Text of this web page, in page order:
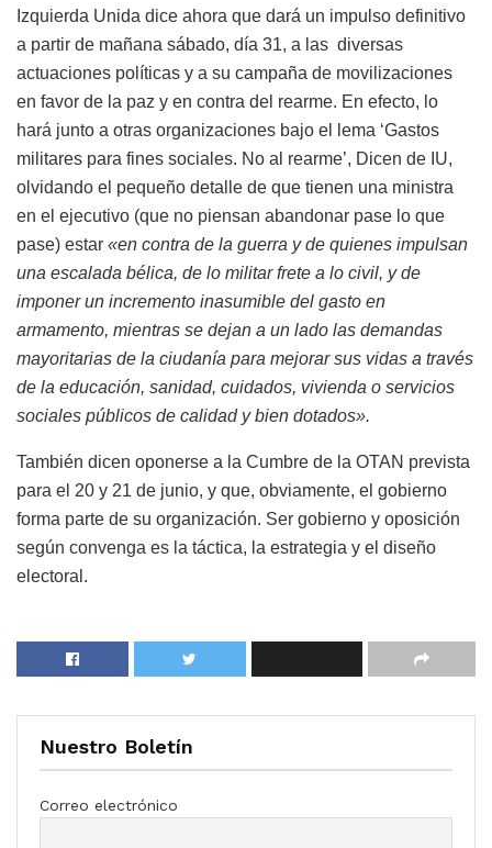
Izquierda Unida dice ahora que dará un impulso definitivo
a partir de mañana sábado, día 31, a las diversas
actuaciones políticas y a su campaña de movilizaciones
en favor de la paz y en contra del rearme. En efecto, lo
hará junto a otras organizaciones bajo el lema ‘Gastos
militares para fines sociales. No al rearme’, Dicen de IU,
olvidando el pequeño detalle de que tienen una ministra
en el ejecutivo (que no piensan abandonar pase lo que
pase) estar «en contra de la guerra y de quienes impulsan
una escalada bélica, de lo militar frete a lo civil, y de
imponer un incremento inasumible del gasto en
armamento, mientras se dejan a un lado las demandas
mayoritarias de la ciudanía para mejorar sus vidas a través
de la educación, sanidad, cuidados, vivienda o servicios
sociales públicos de calidad y bien dotados».
También dicen oponerse a la Cumbre de la OTAN prevista
para el 20 y 21 de junio, y que, obviamente, el gobierno
forma parte de su organización. Ser gobierno y oposición
según convenga es la táctica, la estrategia y el diseño
electoral.
Nuestro Boletín
Correo electrónico